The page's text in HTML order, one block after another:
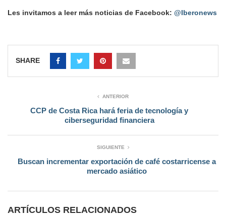
Les invitamos a leer más noticias de Facebook: @Iberonews
SHARE
ANTERIOR
CCP de Costa Rica hará feria de tecnología y
ciberseguridad financiera
SIGUIENTE
Buscan incrementar exportación de café costarricense a
mercado asiático
ARTÍCULOS RELACIONADOS